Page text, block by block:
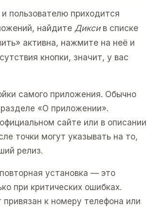
пользователю приходится
найдите Диксив списке
активна, нажмите на неё и
кнопки, значит, у вас
самого приложения. Обычно
«О приложении».
сайте или в описании
точки могут указывать на то,
релиз.
установка — это
при критических ошибках.
к номеру телефона или